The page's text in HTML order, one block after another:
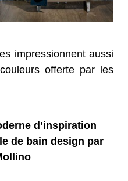
impressionnent aussi
offerte par les
d’inspiration
de bain design par